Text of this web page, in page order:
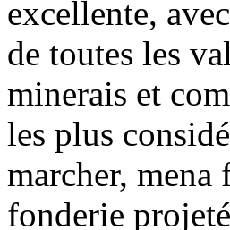
excellente,
de toutes les
minerais et
les plus
marcher,
fonderie